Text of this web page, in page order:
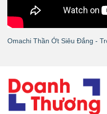
Omachi Thần Ớt Siêu Đắng -